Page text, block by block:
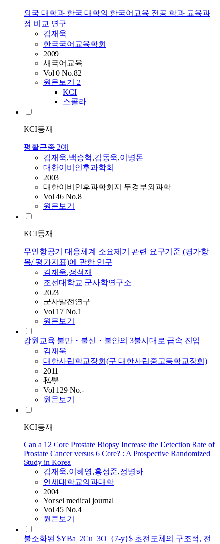
외국 대학과 한국 대학의 한국어교육 전공 학과 교육과
정 비교 연구
김재욱
한국국어교육학회
2009
새국어교육
Vol.0 No.82
원문보기 2
KCI
스콜라
KCI등재
평활근종 2예
김재욱,백승혁,김동욱,이병돈
대한이비인후과학회
2003
대한이비인후과학회지 두경부외과학
Vol.46 No.8
원문보기
KCI등재
무인항공기 대응체계 소요제기 관련 요구기준 (평가항
목/ 평가지표)에 관한 연구
김재욱,정석재
조선대학교 군사학연구소
2023
군사발전연구
Vol.17 No.1
원문보기
강원교육 불만・불신・불안의 3불시대로 급속 진입
김재욱
대한사립학교장회(구 대한사립중고등학교장회)
2011
私學
Vol.129 No.-
원문보기
KCI등재
Can a 12 Core Prostate Biopsy Increase the Detection Rate of
Prostate Cancer versus 6 Core? : A Prospective Randomized
Study in Korea
김재욱,이혜영,홍성준,정병하
연세대학교의과대학
2004
Yonsei medical journal
Vol.45 No.4
원문보기
불소화된 $YBa_2Cu_3O_{7-y}$ 초전도체의 구조적, 전